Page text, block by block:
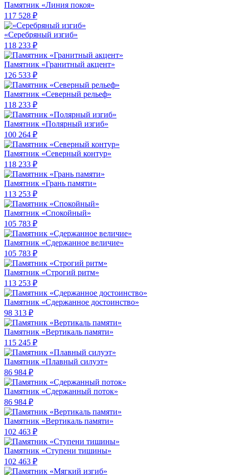
Памятник «Линия покоя»
117 528 ₽
«Серебряный изгиб»
118 233 ₽
Памятник «Гранитный акцент»
126 533 ₽
Памятник «Северный рельеф»
118 233 ₽
Памятник «Полярный изгиб»
100 264 ₽
Памятник «Северный контур»
118 233 ₽
Памятник «Грань памяти»
113 253 ₽
Памятник «Спокойный»
105 783 ₽
Памятник «Сдержанное величие»
105 783 ₽
Памятник «Строгий ритм»
113 253 ₽
Памятник «Сдержанное достоинство»
98 313 ₽
Памятник «Вертикаль памяти»
115 245 ₽
Памятник «Плавный силуэт»
86 984 ₽
Памятник «Сдержанный поток»
86 984 ₽
Памятник «Вертикаль памяти»
102 463 ₽
Памятник «Ступени тишины»
102 463 ₽